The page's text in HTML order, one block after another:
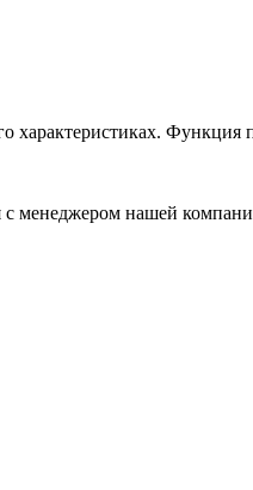
Функция
с менеджером нашей